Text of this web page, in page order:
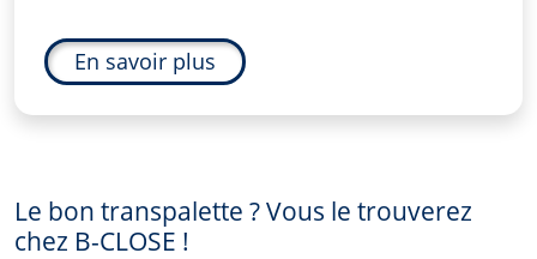
En savoir plus
Le bon transpalette ? Vous le trouverez
chez B-CLOSE !